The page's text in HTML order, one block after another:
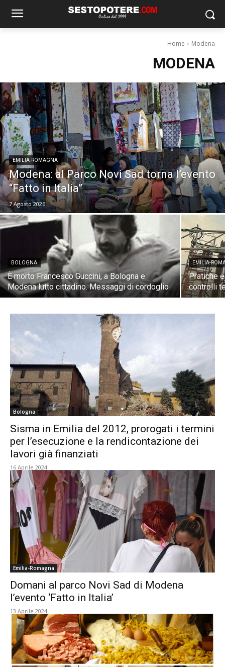
Home Modena
MODENA
EMILIA-ROMAGNA
Modena: al Parco Novi Sad torna l’evento
“Fatto in Italia”
7 Agosto 2026
BOLOGNA
È morto Francesco Guccini, a Bologna e
Modena lutto cittadino. Messaggi di cordoglio
EMILIA-
Pratiche
controlli
Bologna
Sisma in Emilia del 2012, prorogati i termini
per l’esecuzione e la rendicontazione dei
lavori già finanziati
16 Aprile 2024
Emilia-Romagna
Domani al parco Novi Sad di Modena
l’evento ‘Fatto in Italia’
13 Aprile 2024